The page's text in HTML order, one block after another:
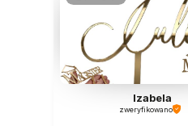
Izabela
zweryfikowano